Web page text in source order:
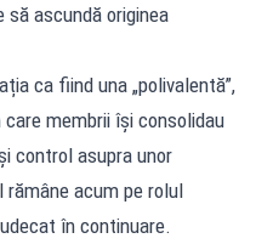
ascundă originea
ca fiind una „polivalentă”,
membrii își consolidau
control asupra unor
acum pe rolul
în continuare.